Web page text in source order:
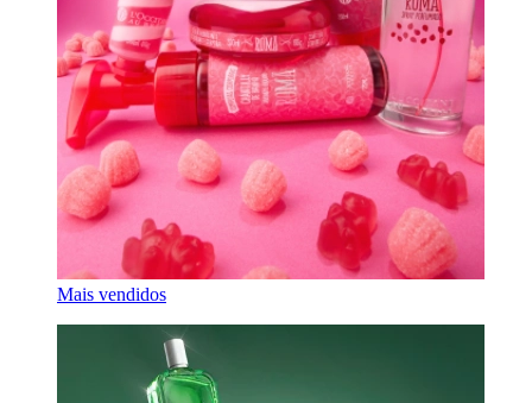
Mais vendidos